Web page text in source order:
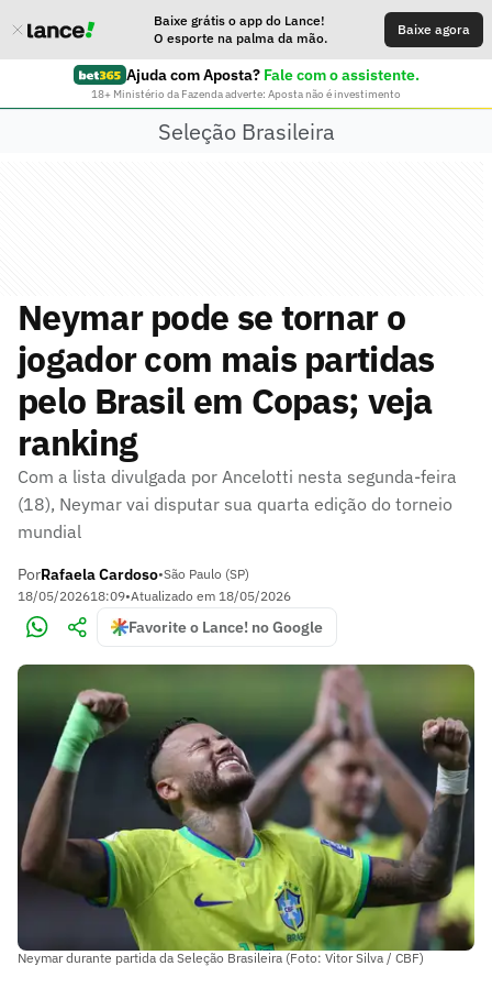
Baixe grátis o app do Lance!
O esporte na palma da mão.
Baixe agora
Ajuda com Aposta? Fale com o assistente.
18+ Ministério da Fazenda adverte: Aposta não é investimento
Seleção Brasileira
Neymar pode se tornar o
jogador com mais partidas
pelo Brasil em Copas; veja
ranking
Com a lista divulgada por Ancelotti nesta segunda-feira
(18), Neymar vai disputar sua quarta edição do torneio
mundial
PorRafaela Cardoso•São Paulo (SP)
18/05/202618:09•Atualizado em 18/05/2026
Favorite o Lance! no Google
Neymar durante partida da Seleção Brasileira (Foto: Vitor Silva / CBF)